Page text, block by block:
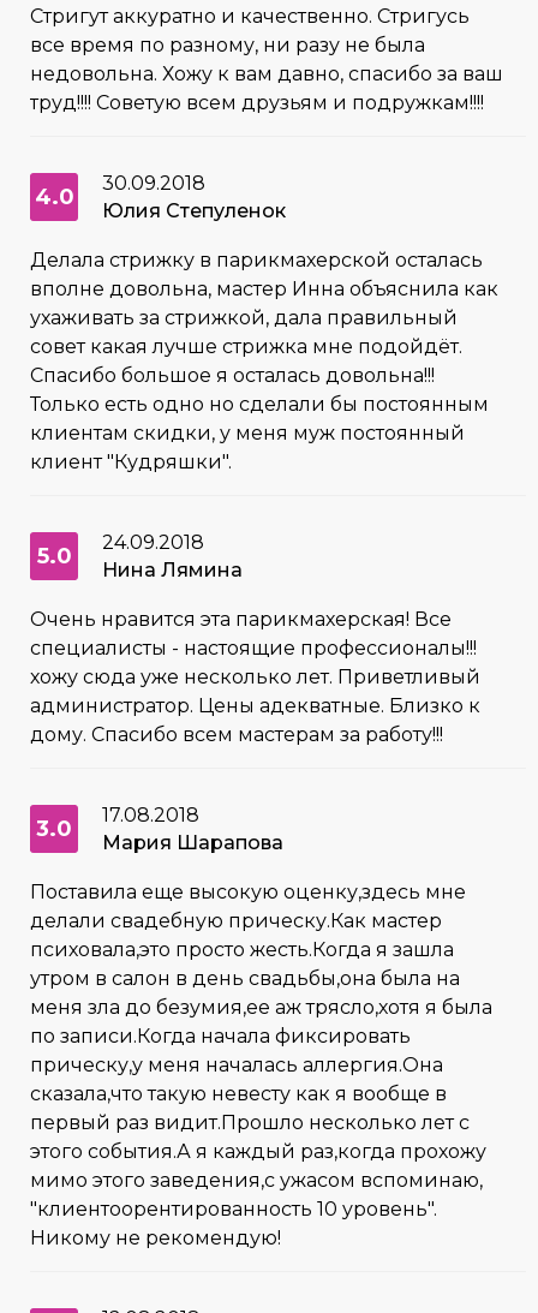
Стригут аккуратно и качественно. Стригусь
все время по разному, ни разу не была
недовольна. Хожу к вам давно, спасибо за ваш
труд!!!! Советую всем друзьям и подружкам!!!!
4.0
30.09.2018
Юлия Степуленок
Делала стрижку в парикмахерской осталась
вполне довольна, мастер Инна объяснила как
ухаживать за стрижкой, дала правильный
совет какая лучше стрижка мне подойдёт.
Спасибо большое я осталась довольна!!!
Только есть одно но сделали бы постоянным
клиентам скидки, у меня муж постоянный
клиент "Кудряшки".
5.0
24.09.2018
Нина Лямина
Очень нравится эта парикмахерская! Все
специалисты - настоящие профессионалы!!!
хожу сюда уже несколько лет. Приветливый
администратор. Цены адекватные. Близко к
дому. Спасибо всем мастерам за работу!!!
3.0
17.08.2018
Мария Шарапова
Поставила еще высокую оценку,здесь мне
делали свадебную прическу.Как мастер
психовала,это просто жесть.Когда я зашла
утром в салон в день свадьбы,она была на
меня зла до безумия,ее аж трясло,хотя я была
по записи.Когда начала фиксировать
прическу,у меня началась аллергия.Она
сказала,что такую невесту как я вообще в
первый раз видит.Прошло несколько лет с
этого события.А я каждый раз,когда прохожу
мимо этого заведения,с ужасом вспоминаю,
"клиентоорентированность 10 уровень".
Никому не рекомендую!